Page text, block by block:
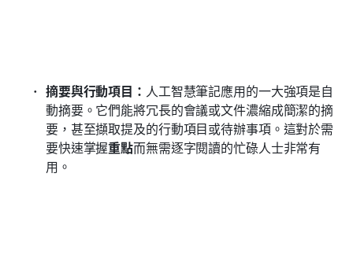
摘要與行動項目： 人工智慧筆記應用的一大強項是自
動摘要。它們能將冗長的會議或文件濃縮成簡潔的摘
要，甚至擷取提及的行動項目或待辦事項。這對於需
要快速掌握重點而無需逐字閱讀的忙碌人士非常有
用。